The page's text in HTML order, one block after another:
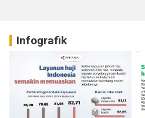
Infografik